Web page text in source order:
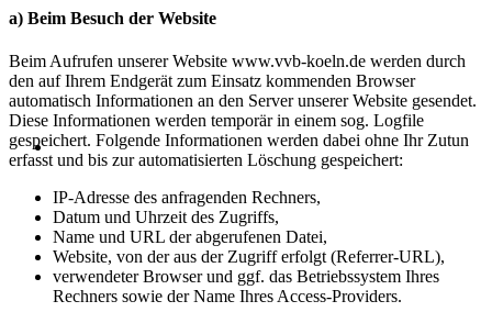
a) Beim Besuch der Website
Beim Aufrufen unserer Website www.vvb-koeln.de werden durch
den auf Ihrem Endgerät zum Einsatz kommenden Browser
automatisch Informationen an den Server unserer Website gesendet.
Diese Informationen werden temporär in einem sog. Logfile
gespeichert. Folgende Informationen werden dabei ohne Ihr Zutun
erfasst und bis zur automatisierten Löschung gespeichert:
IP-Adresse des anfragenden Rechners,
Datum und Uhrzeit des Zugriffs,
Name und URL der abgerufenen Datei,
Website, von der aus der Zugriff erfolgt (Referrer-URL),
verwendeter Browser und ggf. das Betriebssystem Ihres
Rechners sowie der Name Ihres Access-Providers.